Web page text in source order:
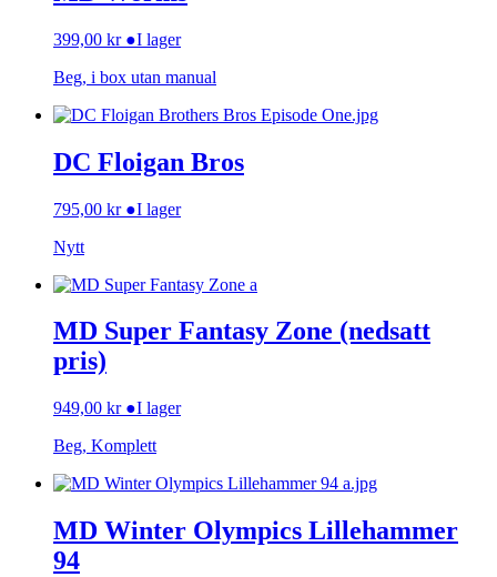
399,00 kr ●I lager
Beg, i box utan manual
DC Floigan Bros
795,00 kr ●I lager
Nytt
MD Super Fantasy Zone (nedsatt
pris)
949,00 kr ●I lager
Beg, Komplett
MD Winter Olympics Lillehammer
94